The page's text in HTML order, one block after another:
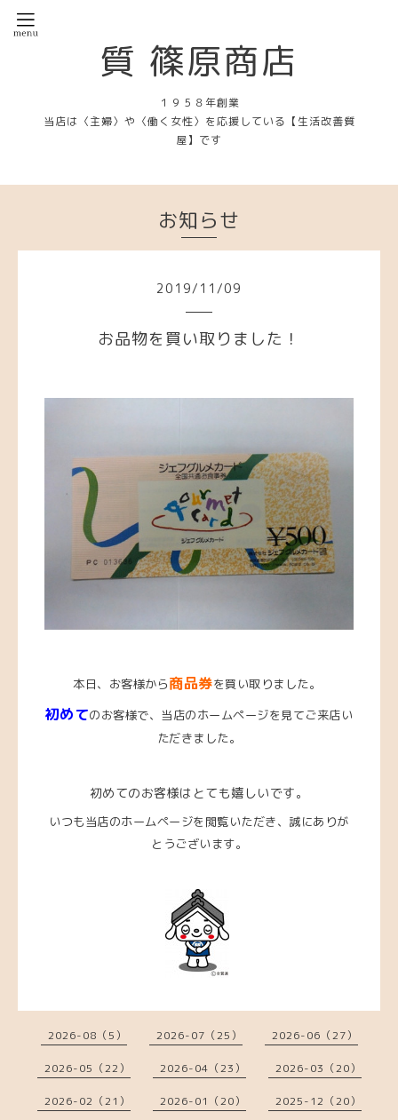
質 篠原商店
１９５８年創業
当店は〈主婦〉や〈働く女性〉を応援している【生活改善質
屋】です
お知らせ
2019/ 11 /09
お品物を買い取りました！
本日、お客様から商品券を買い取りました。
初めてのお客様で、当店のホームページを見てご来店い
ただきました。
初めてのお客様はとても嬉しいです。
いつも当店のホームページを閲覧いただき、 誠にありが
とうございます。
2026-08（5） 2026-07（25） 2026-06（27）
2026-05（22） 2026-04（23） 2026-03（20）
2026-02（21） 2026-01（20） 2025-12（20）